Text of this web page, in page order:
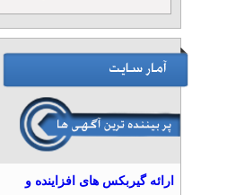
قیمتی
موسسه حفاظتی و مراقبتی
» آگهی برنزی (توان ۱)
وکیل مهاجرت و اقامت
بین‌المللی – دادگستر نصر
موسسه حقوقی دادگستر نصر
ارائه گیربکس های افزاینده و